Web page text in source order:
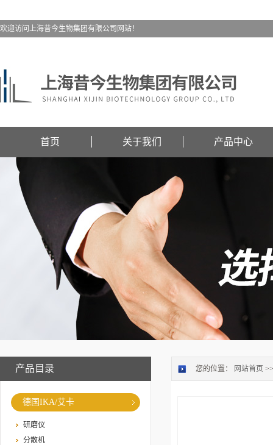
欢迎访问上海昔今生物集团有限公司网站！
首页 关于我们 产品中心
产品目录
德国IKA/艾卡
研磨仪
分散机
您的位置： 网站首页